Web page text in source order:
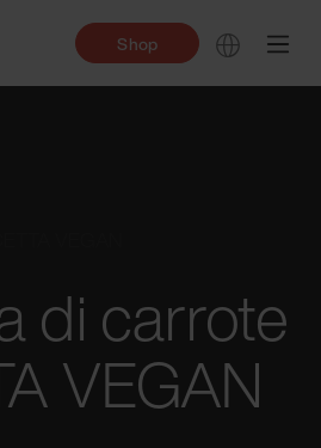
Shop
di carrote
VEGAN